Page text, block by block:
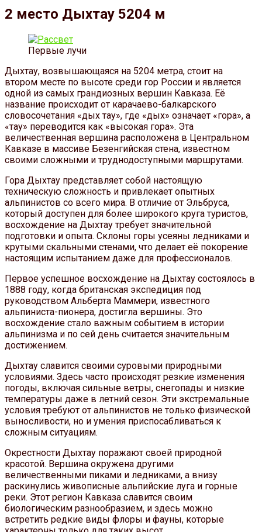
2 место Дыхтау 5204 м
Первые лучи
Дыхтау, возвышающаяся на 5204 метра, стоит на
втором месте по высоте среди гор России и является
одной из самых грандиозных вершин Кавказа. Её
название происходит от карачаево-балкарского
словосочетания «дых тау», где «дых» означает «гора», а
«тау» переводится как «высокая гора». Эта
величественная вершина расположена в Центральном
Кавказе в массиве Безенгийская стена, известном
своими сложными и труднодоступными маршрутами.
Гора Дыхтау представляет собой настоящую
техническую сложность и привлекает опытных
альпинистов со всего мира. В отличие от Эльбруса,
который доступен для более широкого круга туристов,
восхождение на Дыхтау требует значительной
подготовки и опыта. Склоны горы усеяны ледниками и
крутыми скальными стенами, что делает её покорение
настоящим испытанием даже для профессионалов.
Первое успешное восхождение на Дыхтау состоялось в
1888 году, когда британская экспедиция под
руководством Альберта Маммери, известного
альпиниста-пионера, достигла вершины. Это
восхождение стало важным событием в истории
альпинизма и по сей день считается значительным
достижением.
Дыхтау славится своими суровыми природными
условиями. Здесь часто происходят резкие изменения
погоды, включая сильные ветры, снегопады и низкие
температуры даже в летний сезон. Эти экстремальные
условия требуют от альпинистов не только физической
выносливости, но и умения приспосабливаться к
сложным ситуациям.
Окрестности Дыхтау поражают своей природной
красотой. Вершина окружена другими
величественными пиками и ледниками, а внизу
раскинулись живописные альпийские луга и горные
реки. Этот регион Кавказа славится своим
биологическим разнообразием, и здесь можно
встретить редкие виды флоры и фауны, которые